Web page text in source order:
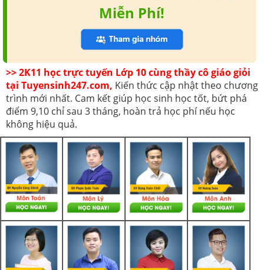
Miễn Phí!
>> 2K11 học trực tuyến Lớp 10 cùng thầy cô giáo giỏi
tại Tuyensinh247.com, Kiến thức cập nhật theo chương
trình mới nhất. Cam kết giúp học sinh học tốt, bứt phá
điểm 9,10 chỉ sau 3 tháng, hoàn trả học phí nếu học
không hiệu quả.